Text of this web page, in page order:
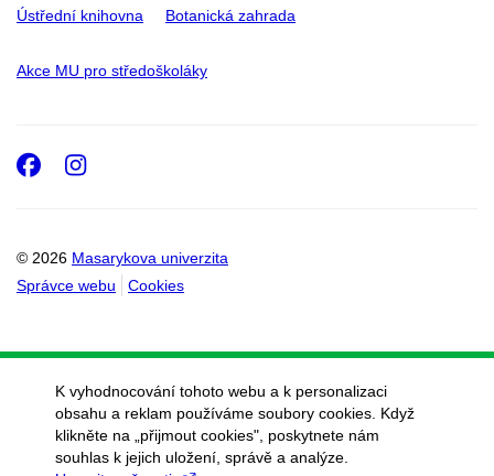
Ústřední knihovna Botanická zahrada
Akce MU pro středoškoláky
© 2026 Masarykova univerzita
Správce webu
Cookies
Facebook
Instagram
K vyhodnocování tohoto webu a k personalizaci
obsahu a reklam používáme soubory cookies. Když
klikněte na „přijmout cookies", poskytnete nám
souhlas k jejich uložení, správě a analýze.